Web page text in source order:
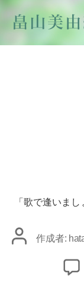
「歌で逢いま
投
作成者: